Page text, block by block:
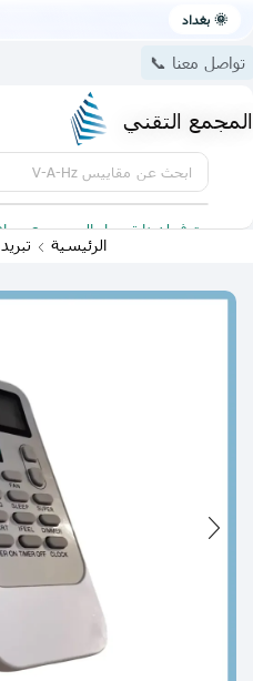
🌞 بغداد
تواصل معنا 📞
المجمع التقني
ابحث عن مقاييس V-A-Hz
يتوفر لدينا توصيل الى جميع
الرئيسية تبريد